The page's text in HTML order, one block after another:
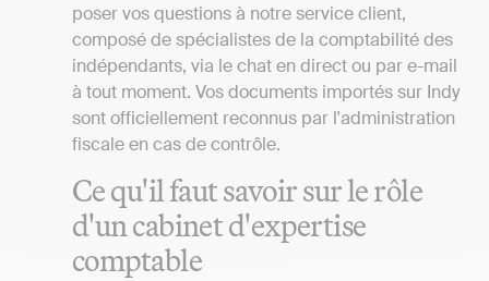
poser vos questions à notre service client,
composé de spécialistes de la comptabilité des
indépendants, via le chat en direct ou par e-mail
à tout moment. Vos documents importés sur Indy
sont officiellement reconnus par l'administration
fiscale en cas de contrôle.
Ce qu'il faut savoir sur le rôle
d'un cabinet d'expertise
comptable